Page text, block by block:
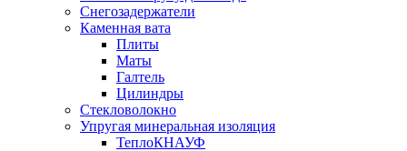
Снегозадержатели
Каменная вата
Плиты
Маты
Галтель
Цилиндры
Стекловолокно
Упругая минеральная изоляция
ТеплоКНАУФ